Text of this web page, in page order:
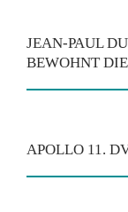
JEAN-PAUL
BEWOHNT
APOLLO 11.